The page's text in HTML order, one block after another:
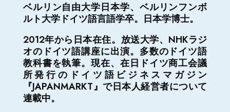
ベルリン自由大学日本学、ベルリンフンボ
ルト大学ドイツ語言語学卒。日本学博士。
2012年から日本在住。放送大学、NHKラジ
オのドイツ語講座に出演。多数のドイツ語
教科書を執筆。現在、在日ドイツ商工会議
所発行のドイツ語ビジネスマガジン
『JAPANMARKT』で日本人経営者について
連載中。